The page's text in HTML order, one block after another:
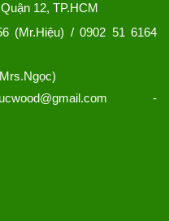
12, TP.HCM
(Mr.Hiệu) / 0902 51 6164
-